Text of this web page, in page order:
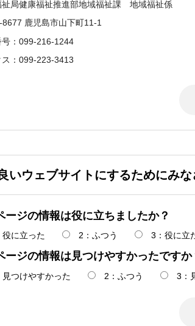
祉局健康福祉推進部地域福祉課 地域福祉係
8677 鹿児島市山下町11-1
号：099-216-1244
ス：099-223-3413
いウェブサイトにするためにみ
ージの情報は役に立ちましたか？
役に立った 2：ふつう 3：役に立
ージの情報は見つけやすかったですか
見つけやすかった 2：ふつう 3：